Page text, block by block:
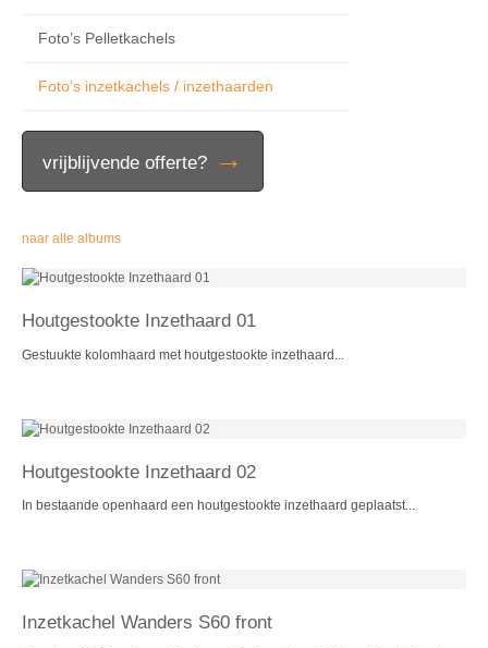
Foto’s Pelletkachels
Foto’s inzetkachels / inzethaarden
vrijblijvende offerte? →
naar alle albums
Houtgestookte Inzethaard 01
Gestuukte kolomhaard met houtgestookte inzethaard...
Houtgestookte Inzethaard 02
In bestaande openhaard een houtgestookte inzethaard geplaatst...
Inzetkachel Wanders S60 front